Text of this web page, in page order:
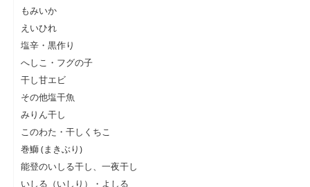
もみいか
えいひれ
塩辛・黒作り
へしこ・フグの子
干し甘エビ
その他塩干魚
みりん干し
このわた・干しくちこ
巻鰤 (まきぶり)
能登のいしる干し、一夜干し
いしる（いしり）・よしる